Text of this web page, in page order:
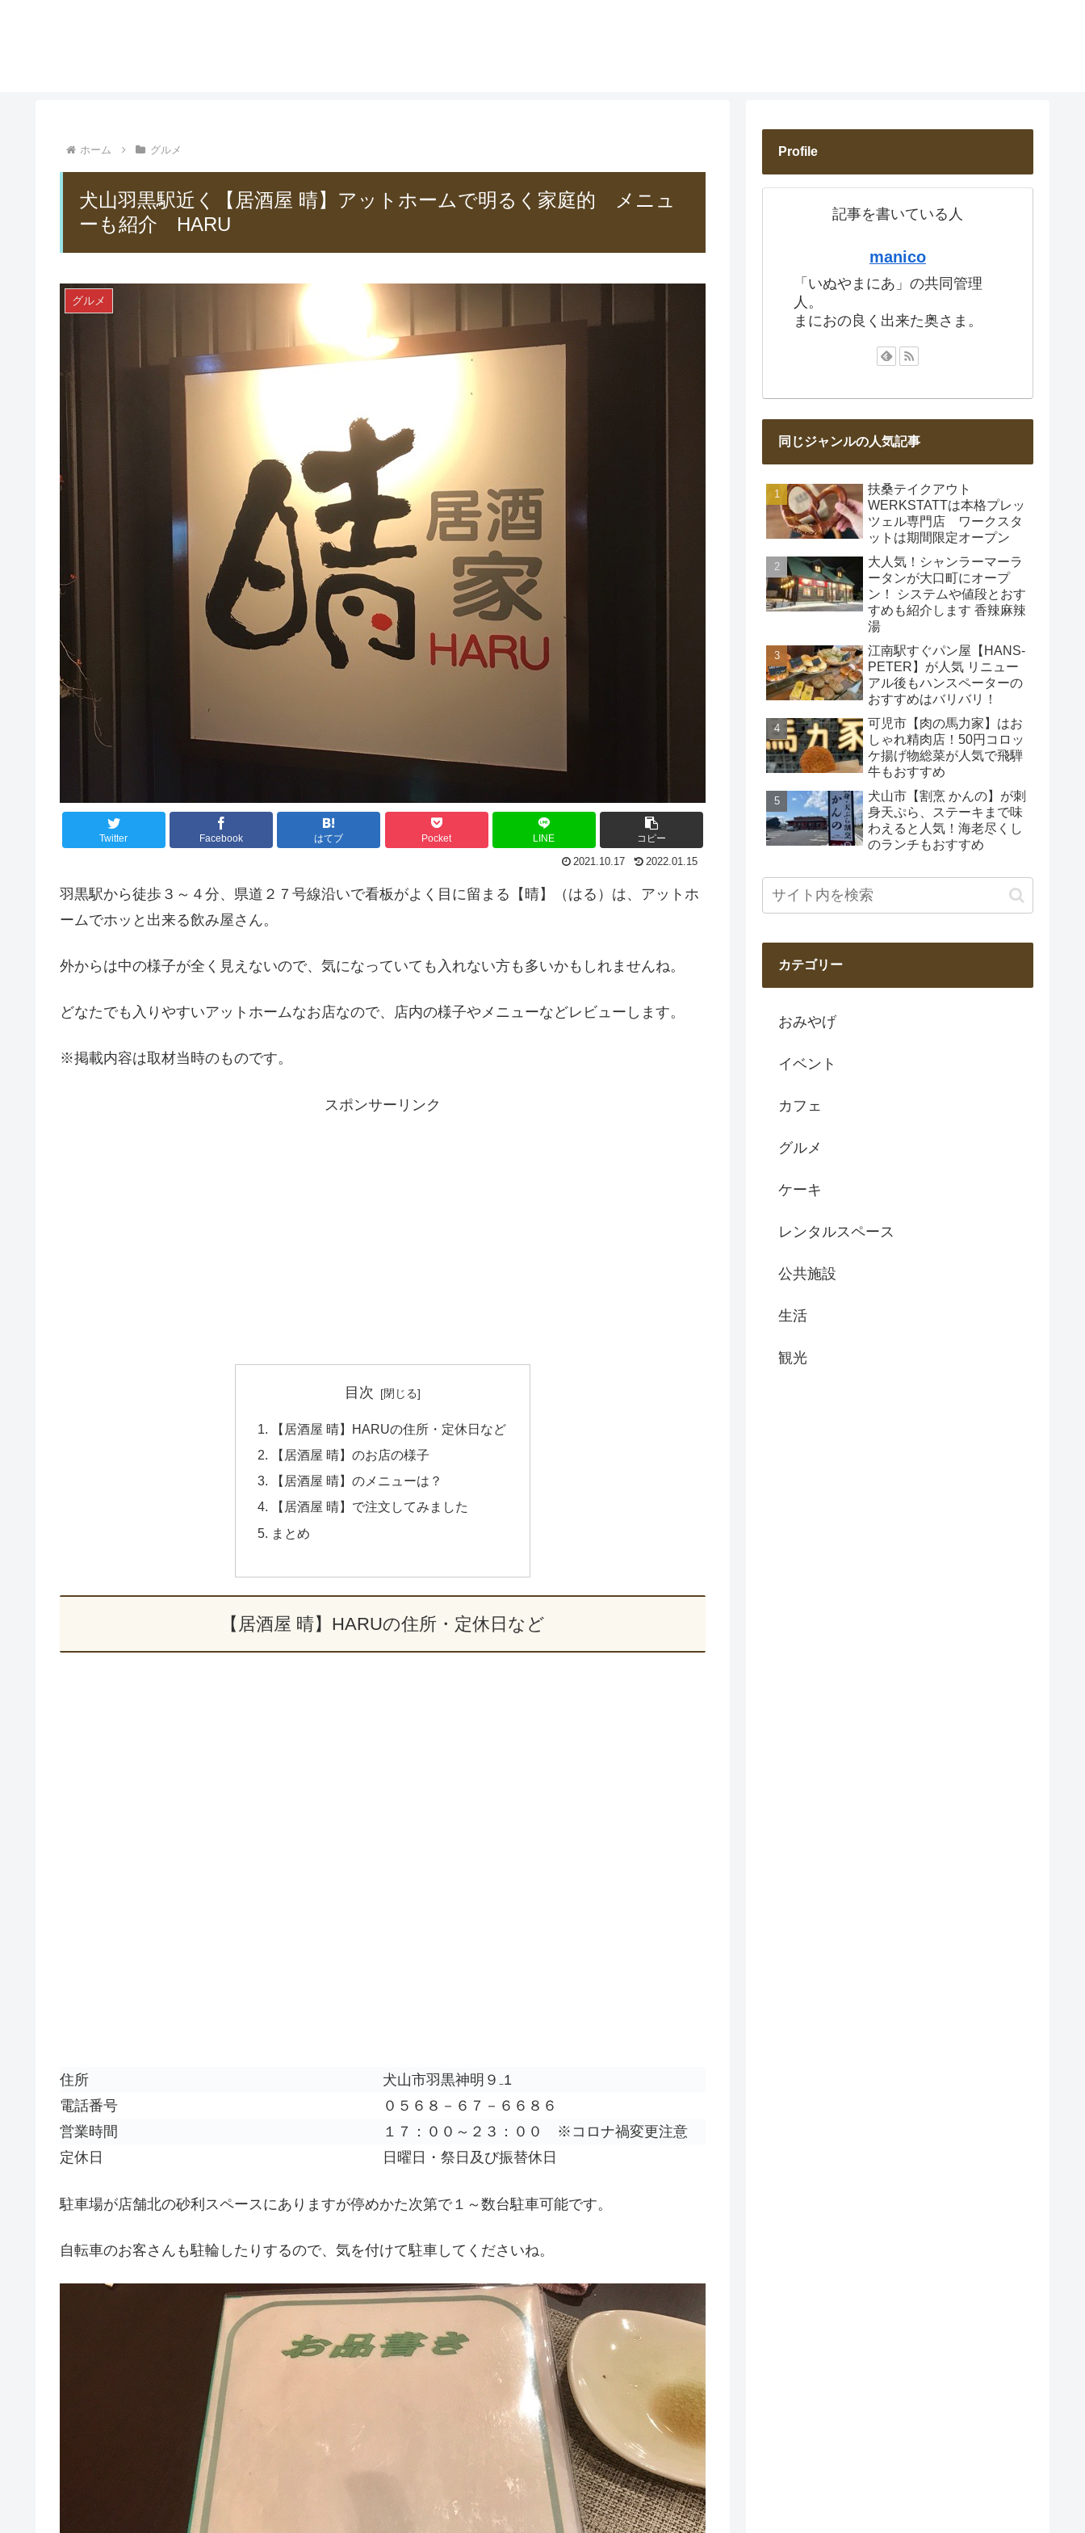
ホーム グルメ
犬山羽黒駅近く【居酒屋 晴】アットホームで明るく家庭的 メニュ
ーも紹介 HARU
グルメ
Twitter Facebook はてブ Pocket LINE コピー
2021.10.17 2022.01.15
羽黒駅から徒歩３～４分、県道２７号線沿いで看板がよく目に留まる【晴】（はる）は、アットホ
ームでホッと出来る飲み屋さん。
外からは中の様子が全く見えないので、気になっていても入れない方も多いかもしれませんね。
どなたでも入りやすいアットホームなお店なので、店内の様子やメニューなどレビューします。
※掲載内容は取材当時のものです。
スポンサーリンク
目次
【居酒屋 晴】HARUの住所・定休日など
【居酒屋 晴】のお店の様子
【居酒屋 晴】のメニューは？
【居酒屋 晴】で注文してみました
まとめ
【居酒屋 晴】HARUの住所・定休日など
住所
犬山市羽黒神明９₋1
電話番号
０５６８－６７－６６８６
営業時間
１７：００～２３：００ ※コロナ禍変更注意
定休日
日曜日・祭日及び振替休日
駐車場が店舗北の砂利スペースにありますが停めかた次第で１～数台駐車可能です。
自転車のお客さんも駐輪したりするので、気を付けて駐車してくださいね。
Profile
記事を書いている人
manico
「いぬやまにあ」の共同管理
人。
まにおの良く出来た奥さま。
同じジャンルの人気記事
扶桑テイクアウト
WERKSTATTは本格プレッ
ツェル専門店 ワークスタ
ットは期間限定オープン
大人気！シャンラーマーラ
ータンが大口町にオープ
ン！ システムや値段とおす
すめも紹介します 香辣麻辣
湯
江南駅すぐパン屋【HANS‐
PETER】が人気 リニュー
アル後もハンスペーターの
おすすめはバリバリ！
可児市【肉の馬力家】はお
しゃれ精肉店！50円コロッ
ケ揚げ物総菜が人気で飛騨
牛もおすすめ
犬山市【割烹 かんの】が刺
身天ぷら、ステーキまで味
わえると人気！海老尽くし
のランチもおすすめ
カテゴリー
おみやげ
イベント
カフェ
グルメ
ケーキ
レンタルスペース
公共施設
生活
観光